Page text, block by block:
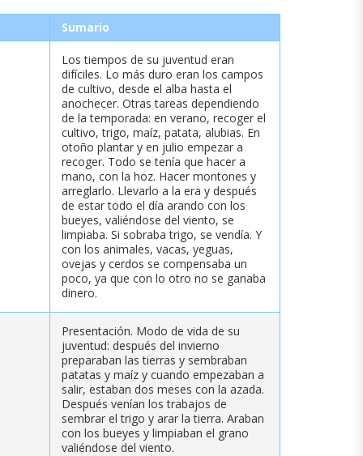
Sumario
Los tiempos de su juventud eran
difíciles. Lo más duro eran los campos
de cultivo, desde el alba hasta el
anochecer. Otras tareas dependiendo
de la temporada: en verano, recoger el
cultivo, trigo, maíz, patata, alubias. En
otoño plantar y en julio empezar a
recoger. Todo se tenía que hacer a
mano, con la hoz. Hacer montones y
arreglarlo. Llevarlo a la era y después
de estar todo el día arando con los
bueyes, valiéndose del viento, se
limpiaba. Si sobraba trigo, se vendía. Y
con los animales, vacas, yeguas,
ovejas y cerdos se compensaba un
poco, ya que con lo otro no se ganaba
dinero.
Presentación. Modo de vida de su
juventud: después del invierno
preparaban las tierras y sembraban
patatas y maíz y cuando empezaban a
salir, estaban dos meses con la azada.
Después venían los trabajos de
sembrar el trigo y arar la tierra. Araban
con los bueyes y limpiaban el grano
valiéndose del viento.